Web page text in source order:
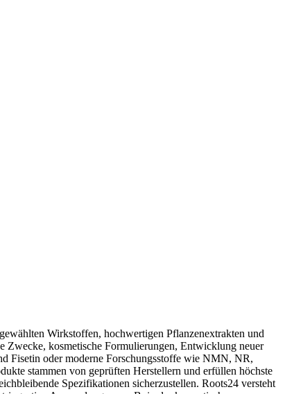
Wirkstoffen, hochwertigen Pflanzenextrakten und
Zwecke, kosmetische Formulierungen, Entwicklung neuer
Fisetin oder moderne Forschungsstoffe wie NMN, NR,
stammen von geprüften Herstellern und erfüllen höchste
Spezifikationen sicherzustellen. Roots24 versteht